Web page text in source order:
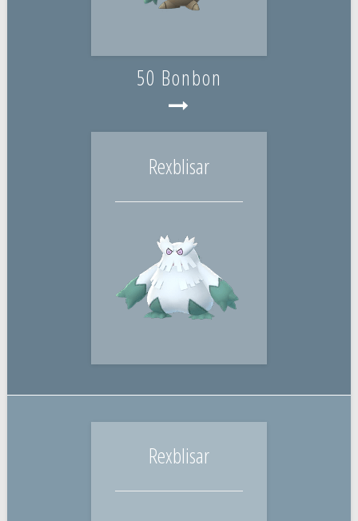
50 Bonbon
Rexblisar
Rexblisar